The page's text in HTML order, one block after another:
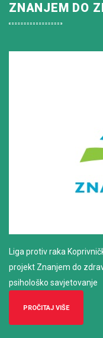
ZNANJEM DO
Liga protiv raka
projekt Znanjem do
psihološko savjetovanje
PROČITAJ VIŠE